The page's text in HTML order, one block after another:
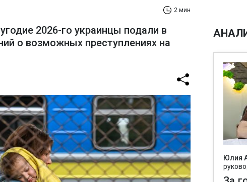
2 мин
2026-го украинцы подали в
о возможных преступлениях на
Юлия